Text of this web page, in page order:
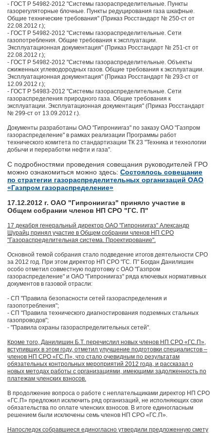
- ГОСТ Р 54982-2012 "Системы газораспределительные. Пункты
газорегуляторные блочные. Пункты редуцирования газа шкафные.
Общие технические требования" (Приказ Росстандарт № 250-ст от
22.08.2012 г.);
- ГОСТ Р 54982-2012 "Системы газораспределительные. Сети
газопотребления. Общие требования к эксплуатации.
Эксплуатационная документация" (Приказ Росстандарт № 251-ст от
22.08.2012 г.);
- ГОСТ Р 54982-2012 "Системы газораспределительные. Объекты
сжиженных углеводородных газов. Общие требования к эксплуатации.
Эксплуатационная документация" (Приказ Росстандарт № 293-ст от
12.09.2012 г.);
- ГОСТ Р 54983-2012 "Системы газораспределительные. Сети
газораспределения природного газа. Общие требования к
эксплуатации. Эксплуатационная документация" (Приказ Росстандарт
№ 299-ст от 13.09.2012 г.).
Документы разработаны ОАО "Гипрониигаз" по заказу ОАО "Газпром
газораспределение" в рамках реализации Программы работ
технического комитета по стандартизации ТК 23 "Техника и технологии
добычи и переработки нефти и газа".
С подробностями проведения совещания руководителей ГРО
можно ознакомиться можно здесь: Состоялось совещание
по стратегии газораспределительных организаций ОАО
«Газпром газораспределение»
17.12.2012 г. ОАО "Гипрониигаз" приняло участие в
Общем собрании членов НП СРО "ГС. П"
17 декабря генеральный директор ОАО "Гипрониигаз" Александр
Шурайц принял участие в Общем собрании членов НП СРО
"Газораспределительная система. Проектирование".
Основной темой собрания стало подведение итогов деятельности СРО
за 2012 год. При этом директор НП СРО "ГС. П" Богдан Данилишин
особо отметил совместную подготовку с ОАО "Газпром
газораспределение" и ОАО "Гипрониигаз" ряда ключевых нормативных
документов в газовой отрасли:
- СП "Правила безопасности сетей газораспределения и
газопотребления";
- СП "Правила технического диагностирования подземных стальных
газопроводов";
- "Правила охраны газораспределительных сетей".
Кроме того, Данилишин Б.Т. перечислил новых членов НП СРО «ГС.П»,
вступивших в этом году, отметил улучшение подготовки специалистов –
членов НП СРО «ГС.П», что стало очевидным по результатам
обязательных контрольных мероприятий 2012 года, и рассказал о
новых методах работы с организациями, имеющими задолженность по
платежам членских взносов.
В продолжение вопроса о работе с неплательщиками директор НП СРО
«ГС.П» предложил исключить ряд организаций, не исполняющих свои
обязательства по оплате членских взносов. В итоге единогласным
решением были исключены семь членов НП СРО «ГС.П».
Напоследок собравшиеся единогласно утвердили предложенную смету